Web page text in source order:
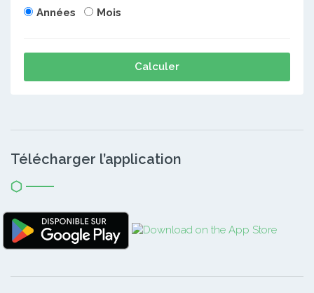
Années Mois
Calculer
Télécharger l’application